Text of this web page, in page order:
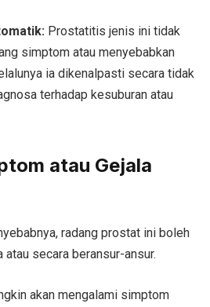
Prostatitis jenis ini tidak
simptom atau menyebabkan
ia dikenalpasti secara tidak
terhadap kesuburan atau
atau Gejala
radang prostat ini boleh
secara beransur-ansur.
akan mengalami simptom